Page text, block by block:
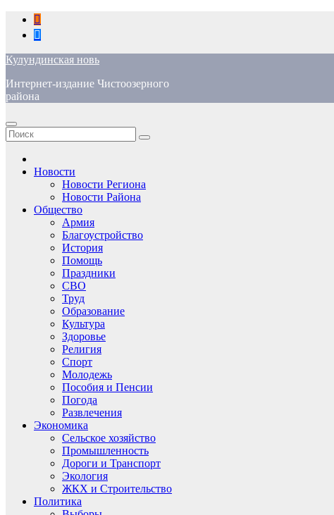
Перейти
содержимому
Кулундинская новь
Интернет-издание Чистоозерного
района
Новости
Новости Региона
Новости Района
Общество
Армия
Благоустройство
История
Помощь
Праздники
СВО
Труд
Образование
Культура
Здоровье
Религия
Спорт
Молодежь
Пособия и Пенсии
Погода
Развлечения
Экономика
Сельское хозяйство
Промышленность
Дороги и Транспорт
Экология
ЖКХ и Строительство
Политика